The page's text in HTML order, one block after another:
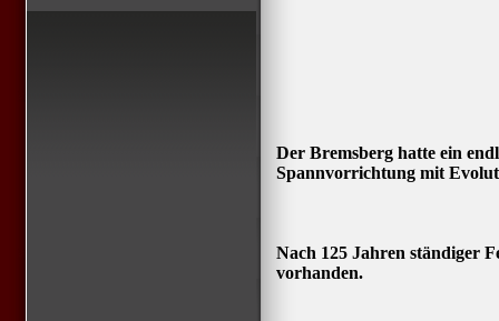
Der Bremsberg hatte ein
Spannvorrichtung mit
Nach 125 Jahren ständiger
vorhanden.